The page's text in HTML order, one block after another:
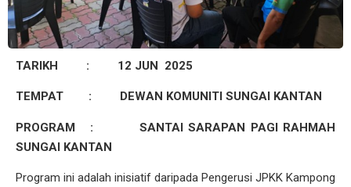
TARIKH : 12 JUN 2025
TEMPAT : DEWAN KOMUNITI SUNGAI KANTAN
PROGRAM : SANTAI SARAPAN PAGI RAHMAH
SUNGAI KANTAN
Program ini adalah inisiatif daripada Pengerusi JPKK Kampong